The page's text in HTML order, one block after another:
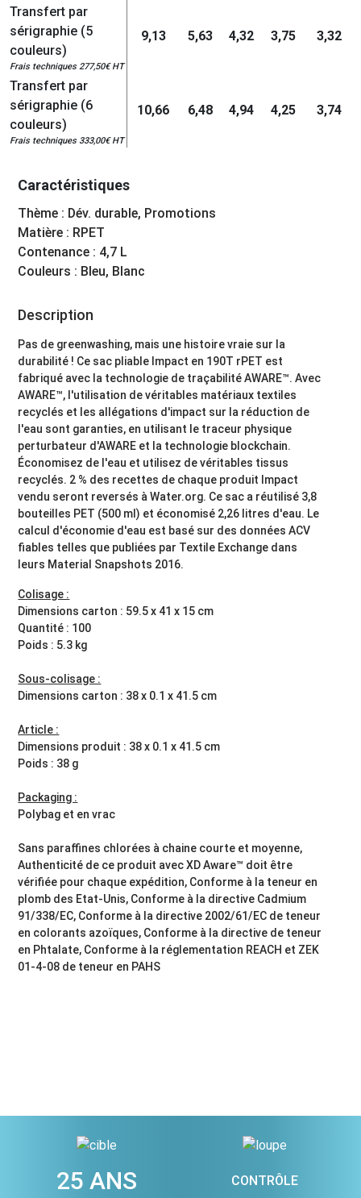
Transfert par
sérigraphie (5
couleurs)
Frais techniques 277,50€ HT
9,13 5,63 4,32 3,75 3,32
Transfert par
sérigraphie (6
couleurs)
Frais techniques 333,00€ HT
10,66 6,48 4,94 4,25 3,74
Caractéristiques
Thème : Dév. durable, Promotions
Matière : RPET
Contenance : 4,7 L
Couleurs : Bleu, Blanc
Description
Pas de greenwashing, mais une histoire vraie sur la
durabilité ! Ce sac pliable Impact en 190T rPET est
fabriqué avec la technologie de traçabilité AWARE™. Avec
AWARE™, l'utilisation de véritables matériaux textiles
recyclés et les allégations d'impact sur la réduction de
l'eau sont garanties, en utilisant le traceur physique
perturbateur d'AWARE et la technologie blockchain.
Économisez de l'eau et utilisez de véritables tissus
recyclés. 2 % des recettes de chaque produit Impact
vendu seront reversés à Water.org. Ce sac a réutilisé 3,8
bouteilles PET (500 ml) et économisé 2,26 litres d'eau. Le
calcul d'économie d'eau est basé sur des données ACV
fiables telles que publiées par Textile Exchange dans
leurs Material Snapshots 2016.
Colisage :
Dimensions carton : 59.5 x 41 x 15 cm
Quantité : 100
Poids : 5.3 kg
Sous-colisage :
Dimensions carton : 38 x 0.1 x 41.5 cm
Article :
Dimensions produit : 38 x 0.1 x 41.5 cm
Poids : 38 g
Packaging :
Polybag et en vrac
Sans paraffines chlorées à chaine courte et moyenne,
Authenticité de ce produit avec XD Aware™ doit être
vérifiée pour chaque expédition, Conforme à la teneur en
plomb des Etat-Unis, Conforme à la directive Cadmium
91/338/EC, Conforme à la directive 2002/61/EC de teneur
en colorants azoïques, Conforme à la directive de teneur
en Phtalate, Conforme à la réglementation REACH et ZEK
01-4-08 de teneur en PAHS
25 ANS CONTRÔLE